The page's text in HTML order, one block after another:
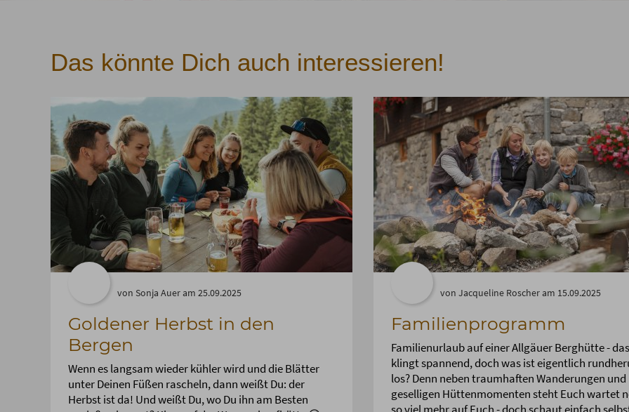
Das könnte Dich auch interessieren!
von Sonja Auer am 25.09.2025
Goldener Herbst in den
Bergen
Wenn es langsam wieder kühler wird und die Blätter
unter Deinen Füßen rascheln, dann weißt Du: der
Herbst ist da! Und weißt Du, wo Du ihn am Besten
von Jacqueline Roscher am 15.09.2025
Familienprogramm
Familienurlaub auf einer Allgäuer Berghütte - das
klingt spannend, doch was ist eigentlich
los? Denn neben traumhaften Wanderungen und
geselligen Hüttenmomenten steht Euch wartet